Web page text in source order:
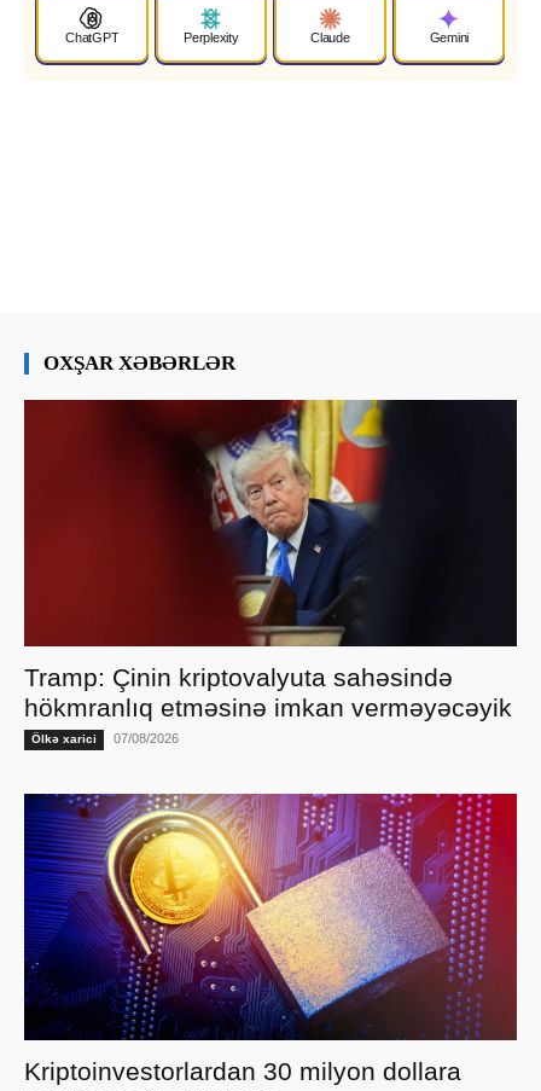
ChatGPT Perplexity Claude Gemini
OXŞAR XƏBƏRLƏR
Tramp: Çinin kriptovalyuta sahəsində
hökmranlıq etməsinə imkan verməyəcəyik
Ölkə xarici 07/08/2026
Kriptoinvestorlardan 30 milyon dollara